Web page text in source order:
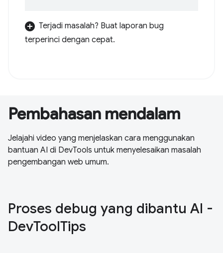
Terjadi masalah? Buat laporan bug
terperinci dengan cepat.
Pembahasan mendalam
Jelajahi video yang menjelaskan cara menggunakan
bantuan AI di DevTools untuk menyelesaikan masalah
pengembangan web umum.
Proses debug yang dibantu AI -
DevToolTips